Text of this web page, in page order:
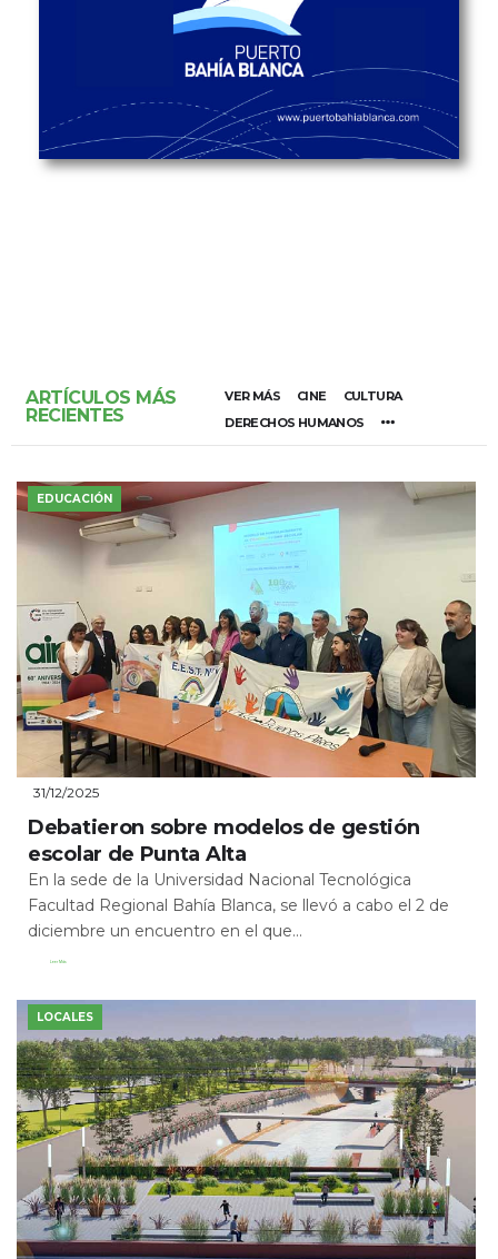
ARTÍCULOS MÁS
RECIENTES
VER MÁS CINE
CULTURA
DERECHOS HUMANOS
EDUCACIÓN
31/12/2025
Debatieron sobre modelos de gestión
escolar de Punta Alta
En la sede de la Universidad Nacional Tecnológica
Facultad Regional Bahía Blanca, se llevó a cabo el 2 de
diciembre un encuentro en el que...
Leer Más
LOCALES